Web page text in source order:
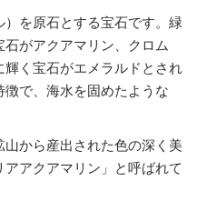
を原石とする宝石です。緑
がアクアマリン、クロム
輝く宝石がエメラルドとされ
で、海水を固めたような
から産出された色の深く美
アクアマリン」と呼ばれて